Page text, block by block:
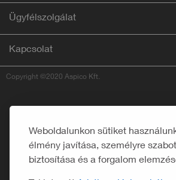
Weboldalunkon sütiket
élmény javítása, személyre
biztosítása és a forgalom
Ügyfélszolgálat
Kapcsolat
Copyright ©2020 Aspico Kft.